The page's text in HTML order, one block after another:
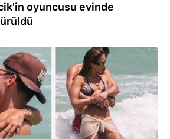
oyuncusu evinde